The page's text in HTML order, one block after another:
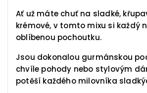
Ať už máte chuť na sladké,
krémové, v tomto mixu si každý
oblíbenou pochoutku.
Jsou dokonalou gurmánskou
chvíle pohody nebo stylovým
potěší každého milovníka